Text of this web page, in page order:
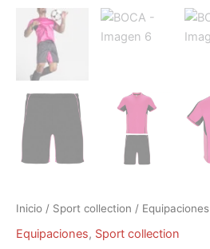
Inicio / Sport collection / Equipaciones
Equipaciones, Sport collection